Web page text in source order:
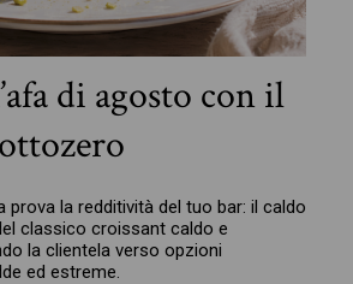
di agosto con il
la redditività del tuo bar: il caldo
classico croissant caldo e
la clientela verso opzioni
ed estreme.